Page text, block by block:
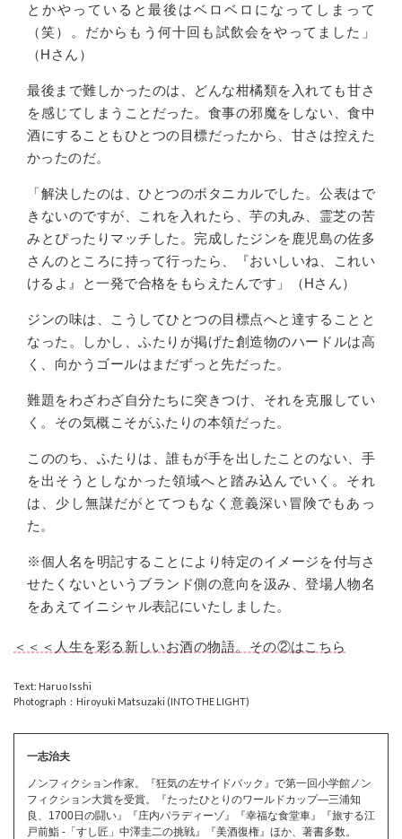
とかやっていると最後はベロベロになってしまって
（笑）。だからもう何十回も試飲会をやってました」
（Hさん）
最後まで難しかったのは、どんな柑橘類を入れても甘さ
を感じてしまうことだった。食事の邪魔をしない、食中
酒にすることもひとつの目標だったから、甘さは控えた
かったのだ。
「解決したのは、ひとつのボタニカルでした。公表はで
きないのですが、
これを入れたら、芋の丸み、霊芝の苦
みとぴったりマッチした。完成したジンを鹿児島の佐多
さんのところに持って行ったら、『おいしいね、これい
けるよ』と一発で合格をもらえたんです」（Hさん）
ジンの味は、こうしてひとつの目標点へと達することと
なった。しかし、ふたりが掲げた創造物のハードルは高
く、向かうゴールはまだずっと先だった。
難題をわざわざ自分たちに突きつけ、それを克服してい
く。その気概こそがふたりの本領だった。
こののち、ふたりは、誰もが手を出したことのない、手
を出そうとしなかった領域へと踏み込んでいく。それ
は、少し無謀だがとてつもなく意義深い冒険でもあっ
た。
※個人名を明記することにより特定のイメージを付与さ
せたくないというブランド側の意向を汲み、登場人物名
をあえてイニシャル表記にいたしました。
＜＜＜人生を彩る新しいお酒の物語。その②はこちら
Text: Haruo Isshi
Photograph：Hiroyuki Matsuzaki (INTO THE LIGHT)
一志治夫
ノンフィクション作家。『狂気の左サイドバック』で第一回小学館ノン
フィクション大賞を受賞。『たったひとりのワールドカップ―三浦知
良、1700日の闘い』『庄内パラディーゾ』『幸福な食堂車』『旅する江
戸前鮨 -「すし匠」中澤圭二の挑戦』『美酒復権』ほか、著書多数。